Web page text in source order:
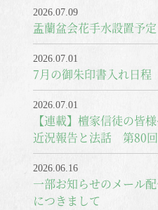
2026.07.09
盂蘭盆会花手水設置予定
2026.07.01
7月の御朱印書入れ日程
2026.07.01
【連載】檀家信徒の皆
近況報告と法話 第80回
2026.06.16
一部お知らせのメール
につきまして